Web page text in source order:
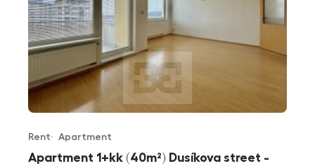
Apartment 1+kk (40m²) Dusíkova street -
Offer type
Rent
Property type
Apartment